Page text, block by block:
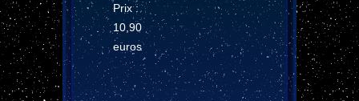
Prix :
10,90
euros